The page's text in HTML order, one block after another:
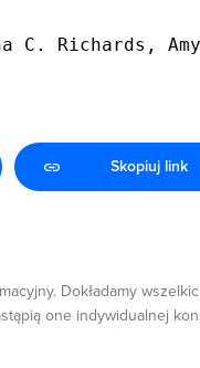
C. Richards,
Dokładamy
one indywidualnej
Skopiuj link